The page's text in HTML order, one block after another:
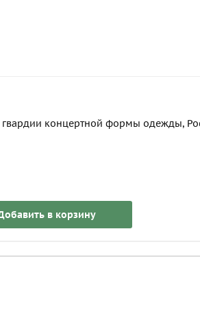
гвардии концертной формы одежды,
в корзину